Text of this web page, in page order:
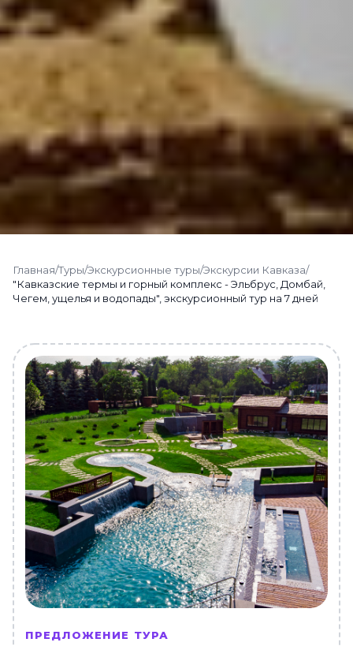
Главная/Туры/Экскурсионные туры/Экскурсии Кавказа/
"Кавказские термы и горный комплекс - Эльбрус, Домбай,
Чегем, ущелья и водопады", экскурсионный тур на 7 дней
ПРЕДЛОЖЕНИЕ ТУРА